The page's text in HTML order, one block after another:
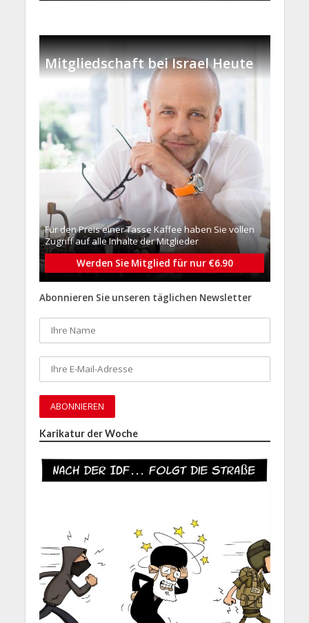
Mitgliedschaft bei Israel Heute
Für den Preis einer Tasse Kaffee haben Sie vollen
Zugriff auf alle Inhalte der Mitglieder
Werden Sie Mitglied für nur €6.90
Abonnieren Sie unseren täglichen Newsletter
Karikatur der Woche